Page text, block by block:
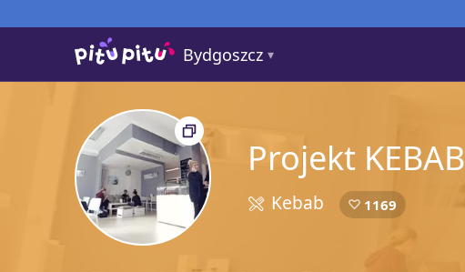
Bydgoszcz
Projekt KEBAB
5 Kebab 1169